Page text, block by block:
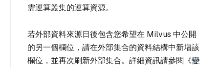
需運算叢集的運算資源。
若外部資料來源日後包含您希望在 Milvus 中公開
的另一個欄位，請在外部集合的資料結構中新增該
欄位，並再次刷新外部集合。詳細資訊請參閱《變